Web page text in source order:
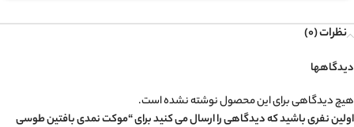
نظرات (0)
دیدگاهها
هیچ دیدگاهی برای این محصول نوشته نشده است.
اولین نفری باشید که دیدگاهی را ارسال می کنید برای “موکت نمدی بافتین طوسی